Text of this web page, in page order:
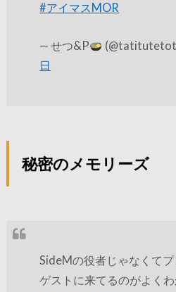
#アイマスMOR
— せつ&P
日
秘密のメモリーズ
SideMの役者じゃなくて
ゲストに来てるのがよくわ